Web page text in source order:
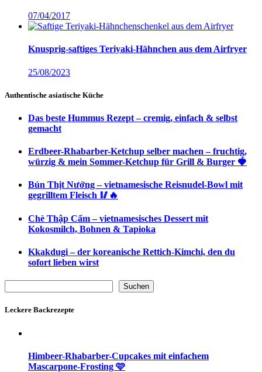
07/04/2017
Knusprig-saftiges Teriyaki-Hähnchen aus dem Airfryer
25/08/2023
Authentische asiatische Küche
Das beste Hummus Rezept – cremig, einfach & selbst
gemacht
Erdbeer-Rhabarber-Ketchup selber machen – fruchtig,
würzig & mein Sommer-Ketchup für Grill & Burger 🍓
Bún Thịt Nướng – vietnamesische Reisnudel-Bowl mit
gegrilltem Fleisch 🥢🔥
Chè Thập Cẩm – vietnamesisches Dessert mit
Kokosmilch, Bohnen & Tapioka
Kkakdugi – der koreanische Rettich-Kimchi, den du
sofort lieben wirst
Suchen
Leckere Backrezepte
Himbeer-Rhabarber-Cupcakes mit einfachem
Mascarpone-Frosting 🩷